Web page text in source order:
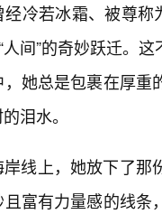
冷若冰霜、被尊称
人间”的奇妙跃迁。
她总是包裹在厚
泪水。
线上，她放下了那
富有力量感的线